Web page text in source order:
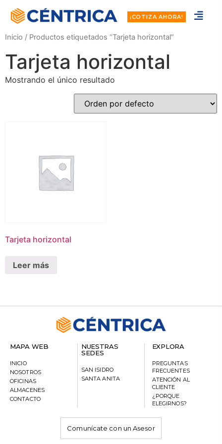
¡COTIZA AHORA!
Inicio / Productos etiquetados “Tarjeta horizontal”
Tarjeta horizontal
Mostrando el único resultado
Tarjeta horizontal
Leer más
MAPA WEB
INICIO
NOSOTROS
OFICINAS
ALMACENES
CONTACTO
NUESTRAS
SEDES
SAN ISIDRO
SANTA ANITA
EXPLORA
PREGUNTAS
FRECUENTES
ATENCIÓN AL
CLIENTE
¿PORQUE
ELEGIRNOS?
Comunícate con un Asesor